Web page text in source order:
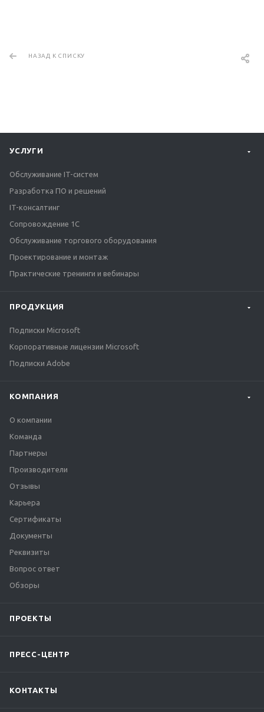
НАЗАД К СПИСКУ
УСЛУГИ
Обслуживание IT-систем
Разработка ПО и решений
IT-консалтинг
Сопровождение 1С
Обслуживание торгового оборудования
Проектирование и монтаж
Практические тренинги и вебинары
ПРОДУКЦИЯ
Подписки Microsoft
Корпоративные лицензии Microsoft
Подписки Adobe
КОМПАНИЯ
О компании
Команда
Партнеры
Производители
Отзывы
Карьера
Сертификаты
Документы
Реквизиты
Вопрос ответ
Обзоры
ПРОЕКТЫ
ПРЕСС-ЦЕНТР
КОНТАКТЫ